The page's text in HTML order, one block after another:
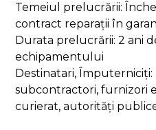
Temeiul prelucrării:
contract reparații în
Durata prelucrării: 2 ani
echipamentului
Destinatari,
subcontractori, furnizori
curierat, autorități